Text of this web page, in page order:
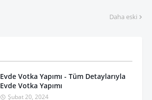
Daha eski
Evde Votka Yapımı - Tüm Detaylarıyla
Evde Votka Yapımı
Şubat 20, 2024